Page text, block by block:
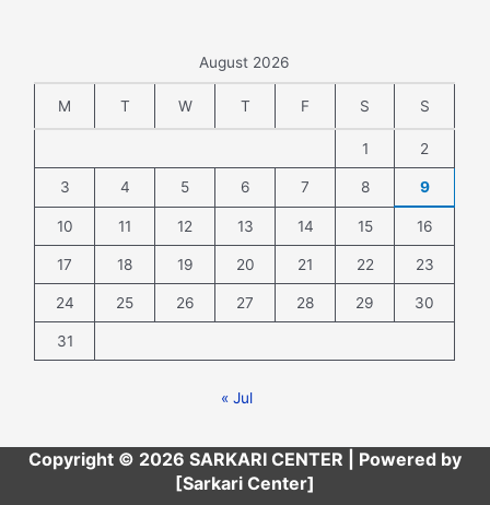
August 2026
M T W T F S S
1 2
3 4 5 6 7 8 9
10 11 12 13 14 15 16
17 18 19 20 21 22 23
24 25 26 27 28 29 30
31
« Jul
Copyright © 2026 SARKARI CENTER | Powered by
[Sarkari Center]